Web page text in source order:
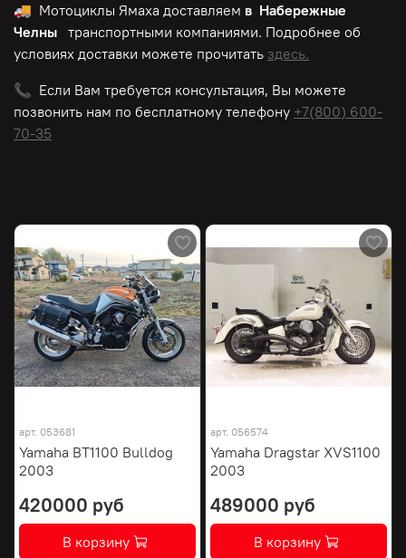
🚚 Мотоциклы Ямаха доставляем в Набережные
Челны транспортными компаниями. Подробнее об
условиях доставки можете прочитать здесь.
📞 Если Вам требуется консультация, Вы можете
позвонить нам по бесплатному телефону +7(800) 600-
70-35
арт. 053681
Yamaha BT1100 Bulldog
2003
420000 руб
В корзину
арт. 056574
Yamaha Dragstar XVS1100
2003
489000 руб
В корзину